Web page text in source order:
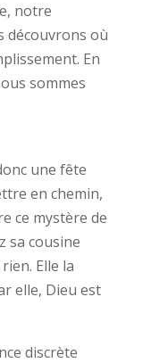
notre
découvrons où
En
sommes
une fête
en chemin,
ce mystère de
sa cousine
Elle la
elle, Dieu est
discrète